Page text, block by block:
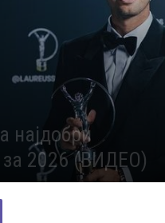
најдобри
за 2026 (ВИДЕО)